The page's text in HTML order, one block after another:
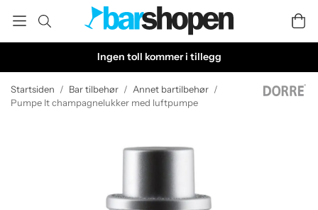
Ingen toll kommer i tillegg
Startsiden / Bar tilbehør / Annet bartilbehør /
Pumpe It champagnelukker med luftpumpe